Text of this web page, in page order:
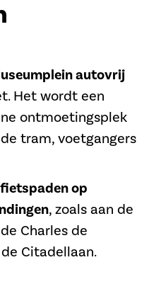
autovrij
Het wordt een
ontmoetingsplek
tram, voetgangers
op
, zoals aan de
Charles de
Citadellaan.